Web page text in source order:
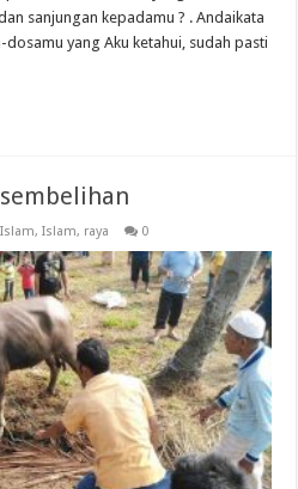
sanjungan kepadamu ? . Andaikata
yang Aku ketahui, sudah pasti
,Islam, raya 0